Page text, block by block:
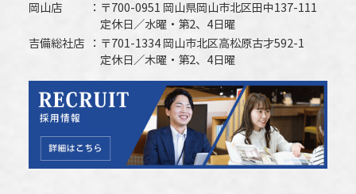
岡山店
〒700-0951 岡山県岡山市北区田中137-111
定休日／水曜・第2、4日曜
吉備総社店
〒701-1334 岡山市北区高松原古才592-1
定休日／木曜・第2、4日曜